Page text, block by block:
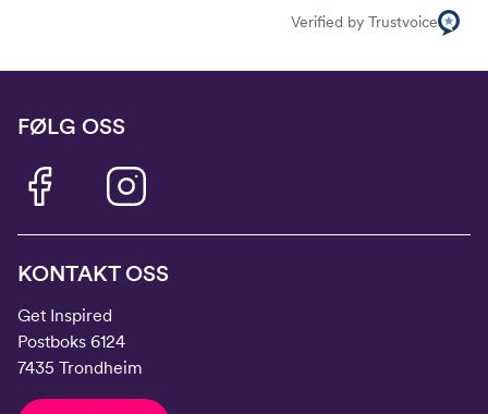
Verified by Trustvoice
FØLG OSS
KONTAKT OSS
Get Inspired
Postboks 6124
7435 Trondheim